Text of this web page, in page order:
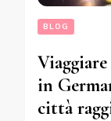
BLOG
in
città